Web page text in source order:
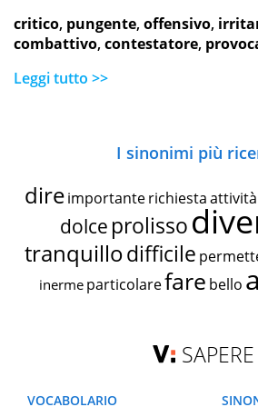
critico, pungente,offensivo,
combattivo,contestatore,
Leggi tutto >>
I sinonimi più
dire importante richiestaattività
dolce prolisso
tranquillodifficile
inerme particolarefare bello
SAPERE
VOCABOLARIO